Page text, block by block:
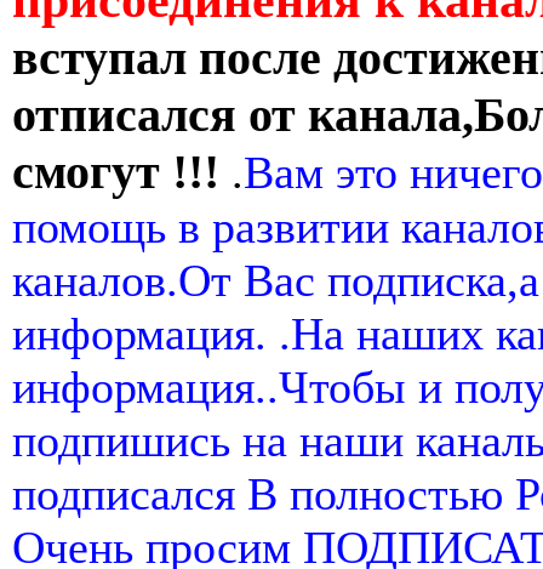
вступал после
отписался от
смогут !!! .Вам это
помощь в развитии
каналов.От Вас
информация. .На наших
информация..Чтобы и
подпишись на наши
подписался В полностью
Очень просим